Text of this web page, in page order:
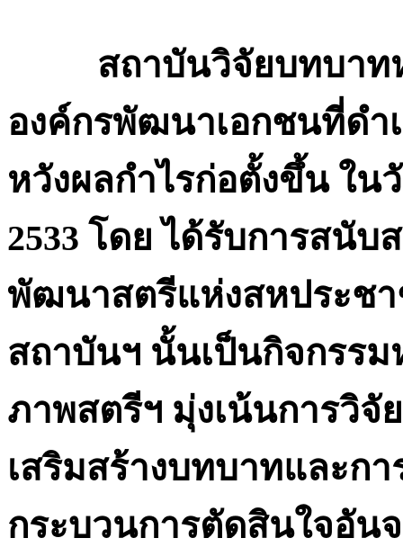
สถาบันวิจัยบทบา
องค์กรพัฒนาเอกชนที่ดำ
หวังผลกำไรก่อตั้งขึ้น ใ
2533 โดย ได้รับการสนั
พัฒนาสตรีแห่งสหประชา
สถาบันฯ นั้นเป็นกิจกรร
ภาพสตรีฯ มุ่งเน้นการวิ
เสริมสร้างบทบาทและก
กระบวนการตัดสินใจอัน